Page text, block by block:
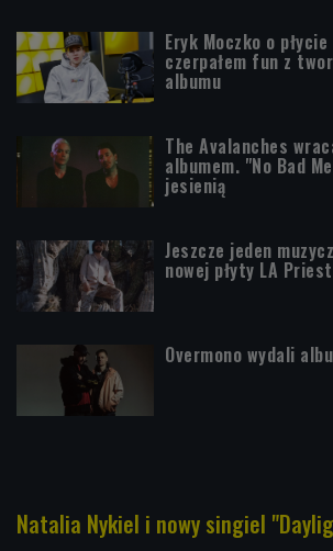
Eryk Moczko o płycie
czerpałem fun z
albumu
The Avalanches
albumem. "No Bad
jesienią
Jeszcze jeden
nowej płyty LA
Overmono wydali
Natalia Nykiel i nowy singiel